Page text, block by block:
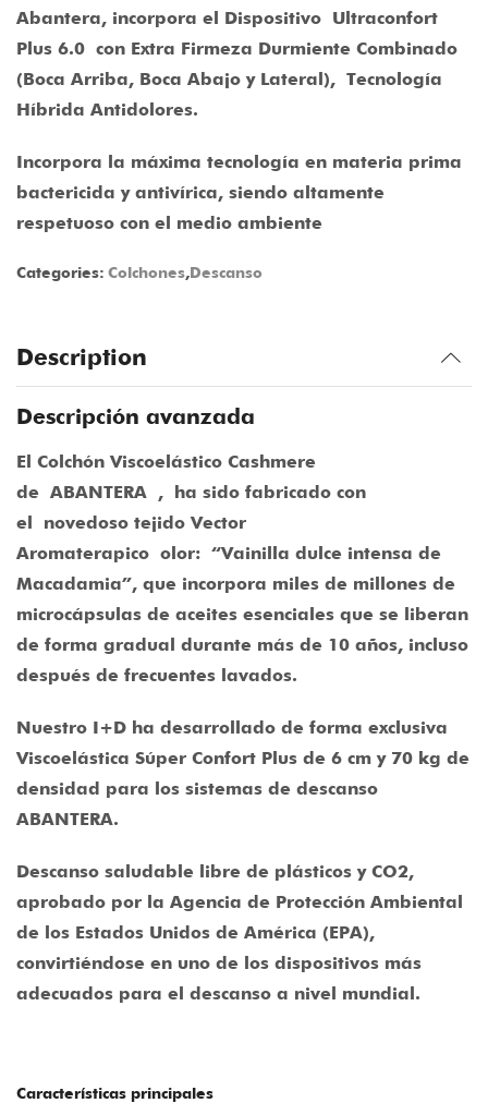
Abantera, incorpora el Dispositivo Ultraconfort
Plus 6.0 con Extra Firmeza Durmiente Combinado
(Boca Arriba, Boca Abajo y Lateral), Tecnología
Híbrida Antidolores.
Incorpora la máxima tecnología en materia prima
bactericida y antivírica, siendo altamente
respetuoso con el medio ambiente
Categories: Colchones,Descanso
Description
Descripción avanzada
El Colchón Viscoelástico Cashmere
de ABANTERA , ha sido fabricado con
el novedoso tejido Vector
Aromaterapico olor: “Vainilla dulce intensa de
Macadamia”, que incorpora miles de millones de
microcápsulas de aceites esenciales que se liberan
de forma gradual durante más de 10 años, incluso
después de frecuentes lavados.
Nuestro I+D ha desarrollado de forma exclusiva
Viscoelástica Súper Confort Plus de 6 cm y 70 kg de
densidad para los sistemas de descanso
ABANTERA.
Descanso saludable libre de plásticos y CO2,
aprobado por la Agencia de Protección Ambiental
de los Estados Unidos de América (EPA),
convirtiéndose en uno de los dispositivos más
adecuados para el descanso a nivel mundial.
Características principales